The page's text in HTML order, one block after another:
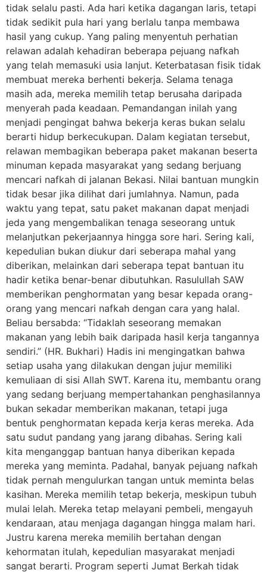
tidak selalu pasti. Ada hari ketika dagangan laris, tetapi
tidak sedikit pula hari yang berlalu tanpa membawa
hasil yang cukup. Yang paling menyentuh perhatian
relawan adalah kehadiran beberapa pejuang nafkah
yang telah memasuki usia lanjut. Keterbatasan fisik tidak
membuat mereka berhenti bekerja. Selama tenaga
masih ada, mereka memilih tetap berusaha daripada
menyerah pada keadaan. Pemandangan inilah yang
menjadi pengingat bahwa bekerja keras bukan selalu
berarti hidup berkecukupan. Dalam kegiatan tersebut,
relawan membagikan beberapa paket makanan beserta
minuman kepada masyarakat yang sedang berjuang
mencari nafkah di jalanan Bekasi. Nilai bantuan mungkin
tidak besar jika dilihat dari jumlahnya. Namun, pada
waktu yang tepat, satu paket makanan dapat menjadi
jeda yang mengembalikan tenaga seseorang untuk
melanjutkan pekerjaannya hingga sore hari. Sering kali,
kepedulian bukan diukur dari seberapa mahal yang
diberikan, melainkan dari seberapa tepat bantuan itu
hadir ketika benar-benar dibutuhkan. Rasulullah SAW
memberikan penghormatan yang besar kepada orang-
orang yang mencari nafkah dengan cara yang halal.
Beliau bersabda: “Tidaklah seseorang memakan
makanan yang lebih baik daripada hasil kerja tangannya
sendiri.” (HR. Bukhari) Hadis ini mengingatkan bahwa
setiap usaha yang dilakukan dengan jujur memiliki
kemuliaan di sisi Allah SWT. Karena itu, membantu orang
yang sedang berjuang mempertahankan penghasilannya
bukan sekadar memberikan makanan, tetapi juga
bentuk penghormatan kepada kerja keras mereka. Ada
satu sudut pandang yang jarang dibahas. Sering kali
kita menganggap bantuan hanya diberikan kepada
mereka yang meminta. Padahal, banyak pejuang nafkah
tidak pernah mengulurkan tangan untuk meminta belas
kasihan. Mereka memilih tetap bekerja, meskipun tubuh
mulai lelah. Mereka tetap melayani pembeli, mengayuh
kendaraan, atau menjaga dagangan hingga malam hari.
Justru karena mereka memilih bertahan dengan
kehormatan itulah, kepedulian masyarakat menjadi
sangat berarti. Program seperti Jumat Berkah tidak